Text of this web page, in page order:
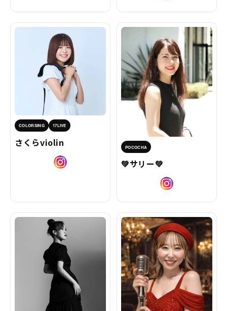
COLORSING 17LIVE
さくらviolin POCOCHA
💚サリー💚